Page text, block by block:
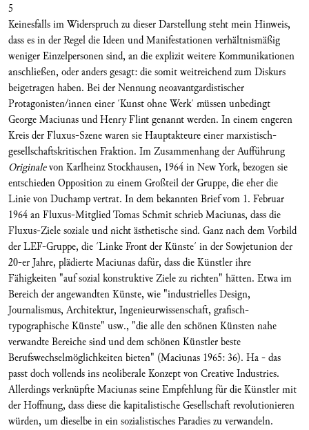
5
Keinesfalls im Widerspruch zu dieser Darstellung steht mein Hinweis,
dass es in der Regel die Ideen und Manifestationen verhältnismäßig
weniger Einzelpersonen sind, an die explizit weitere Kommunikationen
anschließen, oder anders gesagt: die somit weitreichend zum Diskurs
beigetragen haben. Bei der Nennung neoavantgardistischer
Protagonisten/innen einer ´Kunst ohne Werk´ müssen unbedingt
George Maciunas und Henry Flint genannt werden. In einem engeren
Kreis der Fluxus-Szene waren sie Hauptakteure einer marxistisch-
gesellschaftskritischen Fraktion. Im Zusammenhang der Aufführung
Originalevon Karlheinz Stockhausen, 1964 in New York, bezogen sie
entschieden Opposition zu einem Großteil der Gruppe, die eher die
Linie von Duchamp vertrat. In dem bekannten Brief vom 1. Februar
1964 an Fluxus-Mitglied Tomas Schmit schrieb Maciunas, dass die
Fluxus-Ziele soziale und nicht ästhetische sind. Ganz nach dem Vorbild
der LEF-Gruppe, die ´Linke Front der Künste´ in der Sowjetunion der
20-er Jahre, plädierte Maciunas dafür, dass die Künstler ihre
Fähigkeiten "auf sozial konstruktive Ziele zu richten" hätten. Etwa im
Bereich der angewandten Künste, wie "industrielles Design,
Journalismus, Architektur, Ingenieurwissenschaft, grafisch-
typographische Künste" usw., "die alle den schönen Künsten nahe
verwandte Bereiche sind und dem schönen Künstler beste
Berufswechselmöglichkeiten bieten" (Maciunas 1965: 36). Ha - das
passt doch vollends ins neoliberale Konzept von Creative Industries.
Allerdings verknüpfte Maciunas seine Empfehlung für die Künstler mit
der Hoffnung, dass diese die kapitalistische Gesellschaft revolutionieren
würden, um dieselbe in ein sozialistisches Paradies zu verwandeln.